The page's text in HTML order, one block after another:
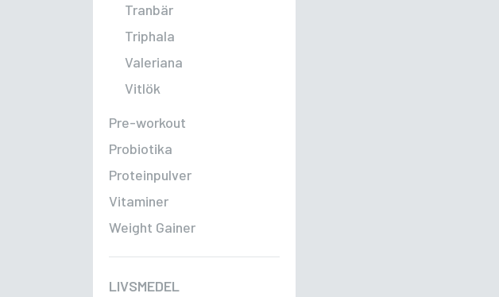
Tranbär
Triphala
Valeriana
Vitlök
Pre-workout
Probiotika
Proteinpulver
Vitaminer
Weight Gainer
LIVSMEDEL